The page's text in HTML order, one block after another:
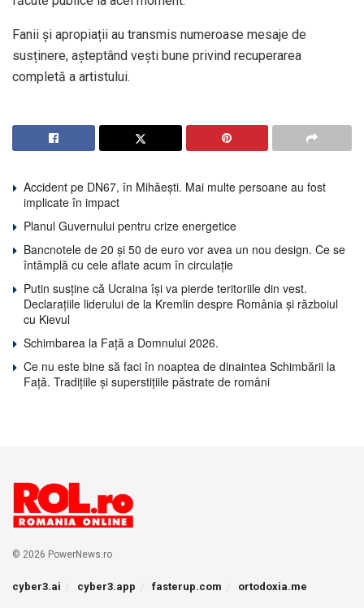
Fanii și apropiații au transmis numeroase mesaje de
susținere, așteptând vești bune privind recuperarea
completă a artistului.
Accident pe DN67, în Mihăești. Mai multe persoane au fost
implicate în impact
Planul Guvernului pentru crize energetice
Bancnotele de 20 și 50 de euro vor avea un nou design. Ce se
întâmplă cu cele aflate acum în circulație
Putin susține că Ucraina își va pierde teritoriile din vest.
Declarațiile liderului de la Kremlin despre România și războiul
cu Kievul
Schimbarea la Față a Domnului 2026.
Ce nu este bine să faci în noaptea de dinaintea Schimbării la
Față. Tradițiile și superstițiile păstrate de români
© 2026 PowerNews.ro
cyber3.ai cyber3.app fasterup.com ortodoxia.me